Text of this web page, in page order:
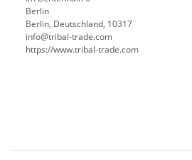
Berlin
Berlin, Deutschland, 10317
info@tribal-trade.com
https://www.tribal-trade.com